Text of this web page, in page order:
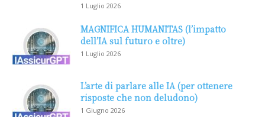
1 Luglio 2026
MAGNIFICA HUMANITAS (l’impatto
dell’IA sul futuro e oltre)
1 Luglio 2026
L’arte di parlare alle IA (per ottenere
risposte che non deludono)
1 Giugno 2026